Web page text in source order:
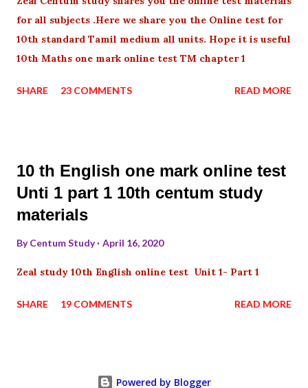
for all subjects .Here we share you the Online test for
10th standard Tamil medium all units. Hope it is useful
10th Maths one mark online test TM chapter 1
SHARE 23 COMMENTS READ MORE
10 th English one mark online test
Unti 1 part 1 10th centum study
materials
ByCentum Study April 16, 2020
Zeal study 10th English online test Unit 1- Part 1
SHARE 19 COMMENTS READ MORE
Powered by Blogger